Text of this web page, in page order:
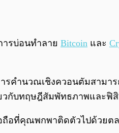
รบ่อนทำลาย Bitcoin และ
คำนวณเชิงควอนตัมสามา
วกับทฤษฎีสัมพัทธภาพและฟิ
ถือที่คุณพกพาติดตัวไปด้วยต